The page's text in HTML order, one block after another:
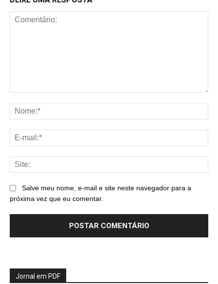
Salve meu nome, e-mail e site neste navegador para a
próxima vez que eu comentar.
Jornal em PDF